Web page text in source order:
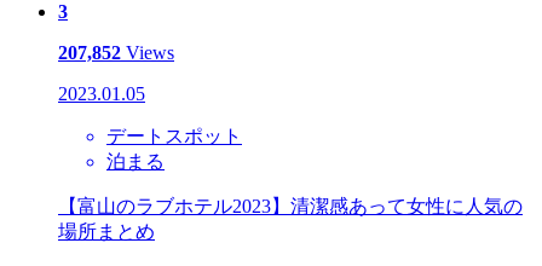
3
207,852 Views
2023.01.05
デートスポット
泊まる
【富山のラブホテル2023】清潔感あって女性に人気の
場所まとめ